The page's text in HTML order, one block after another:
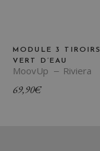
MODULE 3
VERT D’EAU
MoovUp Riviera
69,90€